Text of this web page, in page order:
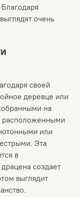
очень
своей
деревце или
на
расположенными
или
Эта
в
создает
выглядит